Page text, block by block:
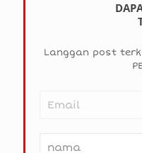
Langgan post